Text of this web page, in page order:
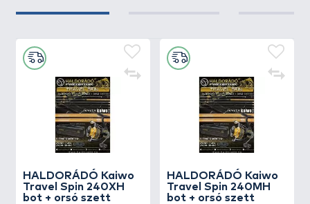
HALDORÁDÓ Kaiwo
Travel Spin 240XH
bot + orsó szett
HALDORÁDÓ Kaiwo
Travel Spin 240MH
bot + orsó szett